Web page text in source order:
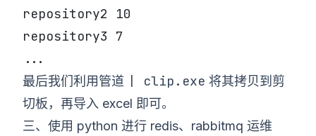
repository2 10
repository3 7
...
最后我们利用管道 | clip.exe 将其拷贝到剪
切板，再导入 excel 即可。
三、使用 python 进行 redis、rabbitmq 运维